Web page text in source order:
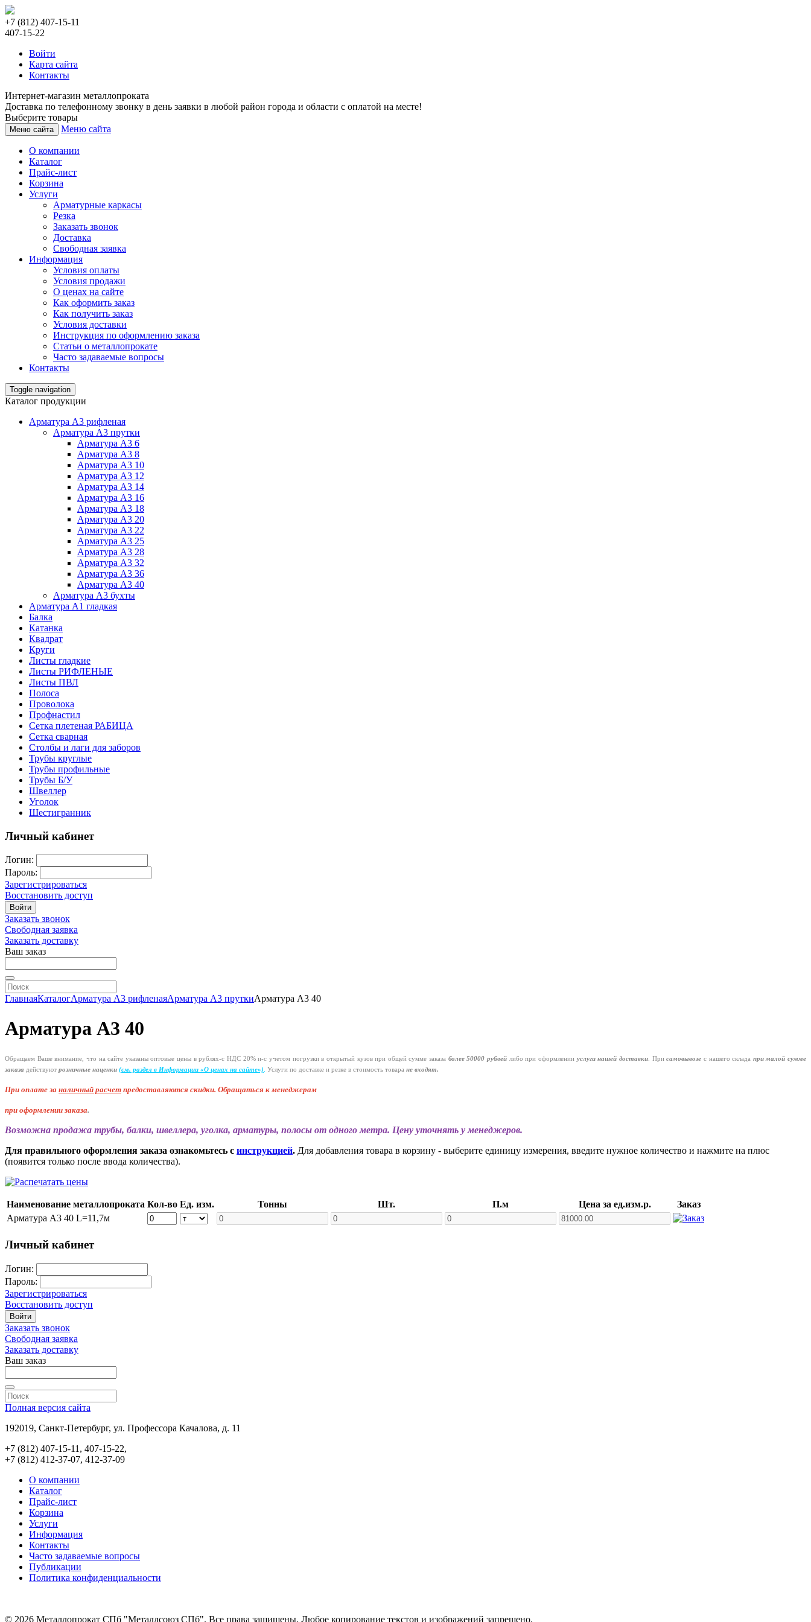
+7 (812) 407-15-11
407-15-22
Войти
Карта сайта
Контакты
Интернет-магазин металлопроката
Доставка по телефонному звонку в день заявки в любой район города и области с оплатой на месте!
Выберите товары
Меню сайта Меню сайта
О компании
Каталог
Прайс-лист
Корзина
Услуги
Арматурные каркасы
Резка
Заказать звонок
Доставка
Свободная заявка
Информация
Условия оплаты
Условия продажи
О ценах на сайте
Как оформить заказ
Как получить заказ
Условия доставки
Инструкция по оформлению заказа
Статьи о металлопрокате
Часто задаваемые вопросы
Контакты
Toggle navigation
Каталог продукции
Арматура А3 рифленая
Арматура А3 прутки
Арматура А3 6
Арматура А3 8
Арматура А3 10
Арматура А3 12
Арматура А3 14
Арматура А3 16
Арматура А3 18
Арматура А3 20
Арматура А3 22
Арматура А3 25
Арматура А3 28
Арматура А3 32
Арматура А3 36
Арматура А3 40
Арматура А3 бухты
Арматура А1 гладкая
Балка
Катанка
Квадрат
Круги
Листы гладкие
Листы РИФЛЕНЫЕ
Листы ПВЛ
Полоса
Проволока
Профнастил
Сетка плетеная РАБИЦА
Сетка сварная
Столбы и лаги для заборов
Трубы круглые
Трубы профильные
Трубы Б/У
Швеллер
Уголок
Шестигранник
Личный кабинет
Логин:
Пароль:
Зарегистрироваться
Восстановить доступ
Войти
Заказать звонок
Свободная заявка
Заказать доставку
Ваш заказ
ГлавнаяКаталогАрматура А3 рифленаяАрматура А3 пруткиАрматура А3 40
Арматура А3 40
Обращаем Ваше внимание, что на сайте указаны оптовые цены врублях-с НДС 20%и-с учетом погрузки в открытый кузов при общей сумме заказа более 50000 рублей либо при оформлении услуги нашей доставки. Присамовывозе с нашего склада при малой сумме
заказа действуют розничные наценки (см. раздел в Информации «О ценах на сайте»). Услуги по доставке и резке в стоимость товара не входят.
При оплате за наличный расчет предоставляются скидки. Обращаться к менеджерам
при оформлении заказа.
Возможна продажа трубы, балки, швеллера, уголка, арматуры, полосы от одного метра. Цену уточнять у менеджеров.
Для правильного оформления заказа ознакомьтесь с инструкцией. Для добавления товара в корзину - выберите единицу измерения, введите нужное количество и нажмите на плюс
(появится только после ввода количества).
Наименование металлопроката Кол-во Ед. изм. Тонны Шт. П.м Цена за ед.изм.р.
Заказ
Арматура А3 40 L=11,7м
Личный кабинет
Логин:
Пароль:
Зарегистрироваться
Восстановить доступ
Войти
Заказать звонок
Свободная заявка
Заказать доставку
Ваш заказ
Полная версия сайта
192019, Санкт-Петербург, ул. Профессора Качалова, д. 11
+7 (812) 407-15-11, 407-15-22,
+7 (812) 412-37-07, 412-37-09
О компании
Каталог
Прайс-лист
Корзина
Услуги
Информация
Контакты
Часто задаваемые вопросы
Публикации
Политика конфиденциальности
© 2026 Металлопрокат СПб "Металлсоюз СПб". Все права защищены. Любое копирование текстов и изображений запрещено.